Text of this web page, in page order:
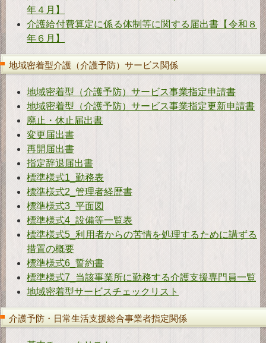
年４月】
介護給付費算定に係る体制等に関する届出書【令和８
年６月】
地域密着型介護（介護予防）サービス関係
地域密着型（介護予防）サービス事業指定申請書
地域密着型（介護予防）サービス事業指定更新申請書
廃止・休止届出書
変更届出書
再開届出書
指定辞退届出書
標準様式1_勤務表
標準様式2_管理者経歴書
標準様式3_平面図
標準様式4_設備等一覧表
標準様式5_利用者からの苦情を処理するために講ずる
措置の概要
標準様式6_誓約書
標準様式7_当該事業所に勤務する介護支援専門員一覧
地域密着型サービスチェックリスト
介護予防・日常生活支援総合事業者指定関係